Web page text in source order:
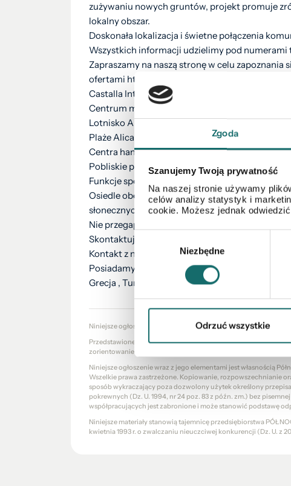
Zgoda
Szanujemy Twoją prywatność
Na naszej stronie używamy
celów analizy statystyk i
cookie. Możesz jednak
Wybór
zgody
Niezbędne
Odrzuć wszystkie
zużywaniu nowych gruntów, projekt promuje
lokalny obszar.
Doskonała lokalizacja i świetne połączenia
Wszystkich informacji udzielimy pod
Zapraszamy na naszą stronę w celu zapoznania
ofertami https://polnoc.pl/oddzialy/konskie/
Castalla Internacional łączy w sobie spokój
Centrum miasta Castalla: Oddalone o zaledwie
Lotnisko Alicante-Elche: Tylko 30 km, około
Plaże Alicante: 35 km, zapewniając łatwy
Centra handlowe: Mniej niż 25 km do
Pobliskie pola golfowe: Kilka opcji w promieniu
Funkcje społeczności zapewniające relaksujący
Osiedle obejmuje pięknie zagospodarowany
słonecznych dni z rodziną i przyjaciółmi.
Nie przegap swojej szansy na posiadanie
Skontaktuj się z nami już dziś, aby zaplanować
Kontakt z nami pod numerami telefonów 793-
Posiadamy w ofercie ponad 2000
Grecja , Tunezja itd.
Niniejsze ogłoszenie nie stanowi oferty w rozumieniu Kodeksu
Przedstawione wizualizacje i grafiki mają charakter wyłącznie
zorientowanie się w ogólnym wyglądzie oferowanej
Niniejsze ogłoszenie wraz z jego elementami jest własnością
Wszelkie prawa zastrzeżone. Kopiowanie, rozpowszechnianie
sposób wykraczający poza dozwolony użytek określony
pokrewnych (Dz. U. 1994, nr 24 poz. 83 z późn. zm.) bez
współpracujących jest zabronione i może stanowić podstawę
Niniejsze materiały stanowią tajemnicę przedsiębiorstwa
kwietnia 1993 r. o zwalczaniu nieuczciwej konkurencji (Dz. U. z